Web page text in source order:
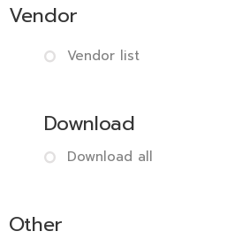
Vendor
Vendor list
Download
Download all
Other